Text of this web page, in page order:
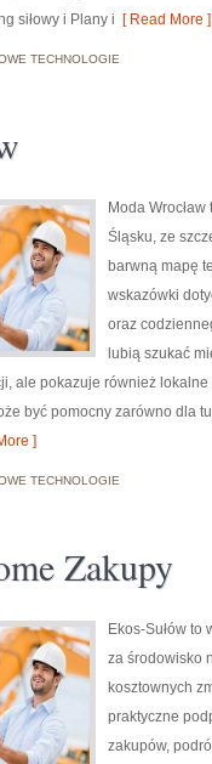
siłowy i Plany i [ Read More ]
TECHNOLOGIE
Moda
Śląsku, ze
barwną mapę
wskazówki
oraz
lubią szukać
ale pokazuje również
być pomocny zarówno dla
]
TECHNOLOGIE
Zakupy
Ekos-Sułów
za środowisko
kosztownych
praktyczne
zakupów,